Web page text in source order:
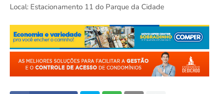
Local: Estacionamento 11 do Parque da Cidade